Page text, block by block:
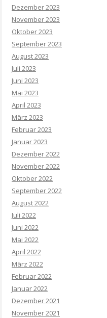
Dezember 2023
November 2023
Oktober 2023
September 2023
August 2023
Juli 2023
Juni 2023
Mai 2023
April 2023
März 2023
Februar 2023
Januar 2023
Dezember 2022
November 2022
Oktober 2022
September 2022
August 2022
Juli 2022
Juni 2022
Mai 2022
April 2022
März 2022
Februar 2022
Januar 2022
Dezember 2021
November 2021